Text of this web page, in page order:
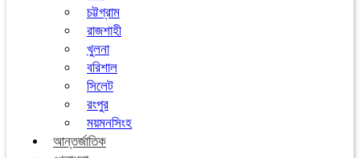
চট্টগ্রাম
রাজশাহী
খুলনা
বরিশাল
সিলেট
রংপুর
ময়মনসিংহ
আন্তর্জাতিক